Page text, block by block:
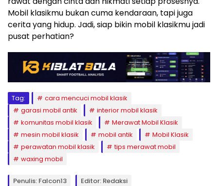
Mobil klasikmu bukan cuma kendaraan, tapi juga
cerita yang hidup. Jadi, siap bikin mobil klasikmu jadi
pusat perhatian?
Tag:
cara mencuci mobil klasik
garasi mobil antik
interior mobil klasik
komunitas mobil klasik
Merawat Mobil Klasik
mesin mobil klasik
mobil antik
Mobil Klasik
perawatan mobil klasik
tips merawat mobil
waxing mobil
Penulis: Falcon13 Editor: Redaksi